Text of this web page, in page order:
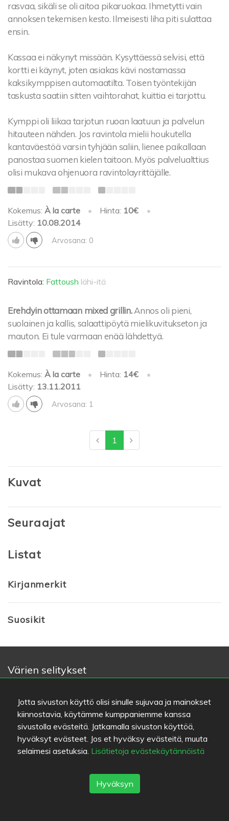
Jotta sivuston käyttö olisi sinulle sujuvaa ja mainokset
kiinnostavia, käytämme kumppaniemme kanssa
sivustolla evästeitä. Jatkamalla sivuston käyttöä,
hyväksyt evästeet. Jos et hyväksy evästeitä, muuta
selaimesi asetuksia. Lisätietoja evästekäytännöistä
Hyväksyn
rasvaa, sikäli se oli aitoa pikaruokaa. Ihmetytti vain
annoksen tekemisen kesto. Ilmeisesti liha piti sulattaa
ensin.
Kassaa ei näkynyt missään. Kysyttäessä selvisi, että
kortti ei käynyt, joten asiakas kävi nostamassa
kaksikymppisen automaatilta. Toisen työntekijän
taskusta saatiin sitten vaihtorahat, kuittia ei tarjottu.
Kymppi oli liikaa tarjotun ruoan laatuun ja palvelun
hitauteen nähden. Jos ravintola mielii houkutella
kantaväestöä varsin tyhjään saliin, lienee paikallaan
panostaa suomen kielen taitoon. Myös palvelualttius
olisi mukava ohjenuora ravintolayrittäjälle.
Kokemus: À la carte • Hinta: 10€
•
Lisätty: 10.08.2014
Arvosana: 0
Ravintola: Fattoush lähi-itä
Erehdyin ottamaan mixed grillin.Annos oli pieni,
suolainen ja kallis, salaattipöytä mielikuvitukseton ja
mauton. Ei tule varmaan enää lähdettyä.
Kokemus: À la carte • Hinta: 14€
•
Lisätty: 13.11.2011
Arvosana: 1
1
Kuvat
Seuraajat
Listat
Kirjanmerkit
Suosikit
Värien selitykset
Kokemus
Hinta/laatu-suhde
Linkit
Apua